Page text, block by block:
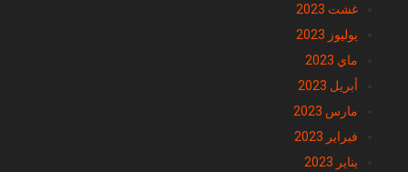
غشت 2023
يوليوز 2023
ماي 2023
أبريل 2023
مارس 2023
فبراير 2023
يناير 2023